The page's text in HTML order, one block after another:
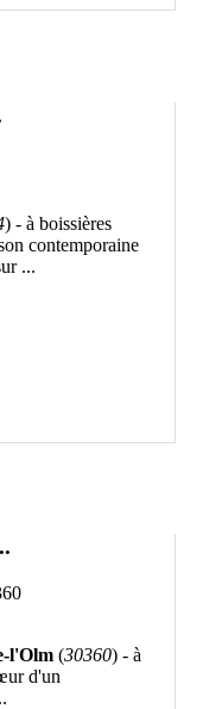
) - à boissières
contemporaine
...
l'Olm (30360) - à
d'un